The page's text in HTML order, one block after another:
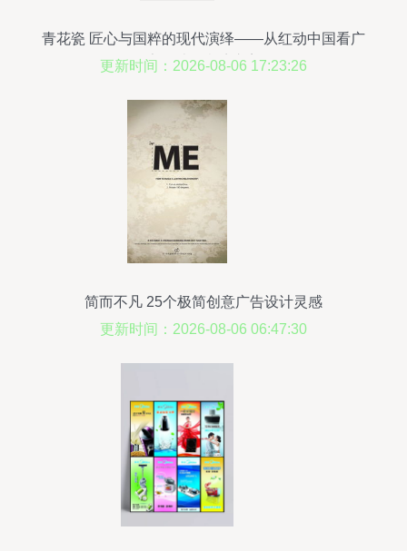
青花瓷 匠心与国粹的现代演绎——从红动中国看广
告设计的意境之美
更新时间：2026-08-06 17:23:26
简而不凡 25个极简创意广告设计灵感
更新时间：2026-08-06 06:47:30